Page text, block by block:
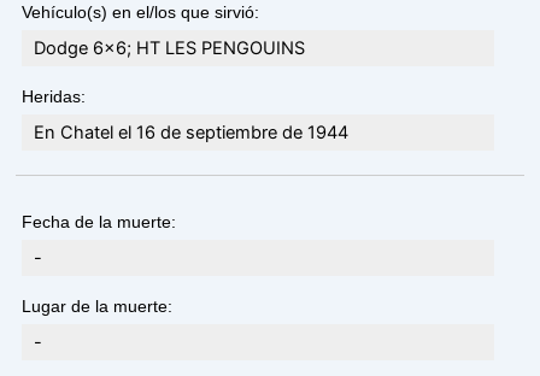
Vehículo(s) en el/los que sirvió:
Dodge 6x6; HT LES PENGOUINS
Heridas:
En Chatel el 16 de septiembre de 1944
Fecha de la muerte:
-
Lugar de la muerte:
-